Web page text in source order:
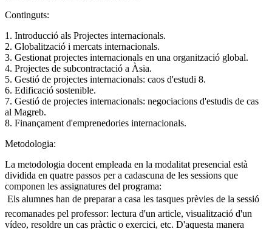
Continguts:
1. Introducció als Projectes internacionals.
2. Globalització i mercats internacionals.
3. Gestionat projectes internacionals en una organització global.
4. Projectes de subcontractació a Àsia.
5. Gestió de projectes internacionals: caos d'estudi 8.
6. Edificació sostenible.
7. Gestió de projectes internacionals: negociacions d'estudis de cas
al Magreb.
8. Finançament d'emprenedories internacionals.
Metodologia:
La metodologia docent empleada en la modalitat presencial està
dividida en quatre passos per a cadascuna de les sessions que
componen les assignatures del programa:
 Els alumnes han de preparar a casa les tasques prèvies de la sessió
recomanades pel professor: lectura d'un article, visualització d'un
vídeo, resoldre un cas pràctic o exercici, etc. D'aquesta manera